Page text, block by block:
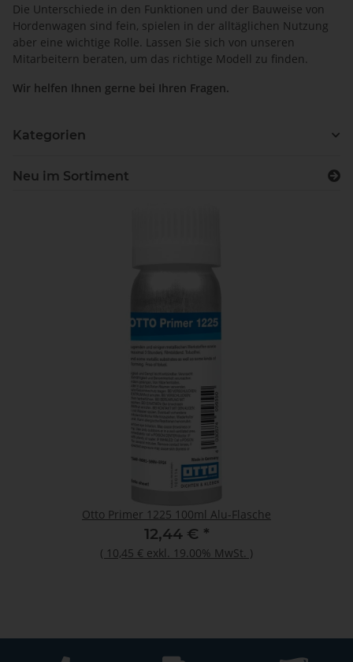
Die Unterschiede in den Funktionen und der Bauweise von
Hordenwagen sind fein, spielen in der alltäglichen Nutzung
aber eine wichtige Rolle. Lassen Sie sich von unseren
Mitarbeitern beraten, um das richtige Modell zu finden.
Wir helfen Ihnen gerne bei Ihren Fragen.
Kategorien
Neu im Sortiment
Otto Primer 1225 100ml Alu-Flasche
12,44 € *
( 10,45 € exkl. 19.00% MwSt. )